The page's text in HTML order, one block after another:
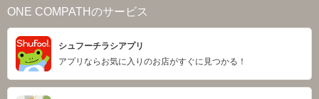
ONE COMPATHのサービス
シュフーチラシアプリ
アプリならお気に入りのお店がすぐに見つかる！